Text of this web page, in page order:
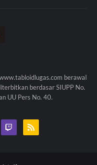
berawal
berdasar SIUPP No.
UU Pers No. 40.